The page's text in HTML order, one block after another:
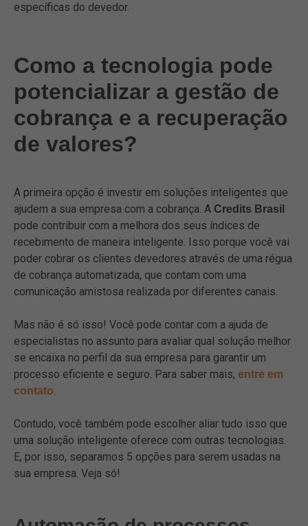
específicas do devedor.
Como a tecnologia pode
potencializar a gestão de
cobrança e a recuperação
de valores?
A primeira opção é investir em soluções inteligentes que
ajudem a sua empresa com a cobrança. A Credits Brasil
pode contribuir com a melhora dos seus índices de
recebimento de maneira inteligente. Isso porque você vai
poder cobrar os clientes devedores através de uma régua
de cobrança automatizada, que contam com uma
comunicação amistosa realizada por diferentes canais.
Mas não é só isso! Você pode contar com a ajuda de
especialistas no assunto para avaliar qual solução melhor
se encaixa no perfil da sua empresa para garantir um
processo eficiente e seguro. Para saber mais, entre em
contato
Contudo, você também pode escolher aliar tudo isso que
uma solução inteligente oferece com outras tecnologias.
E, por isso, separamos 5 opções para serem usadas na
sua empresa. Veja só!